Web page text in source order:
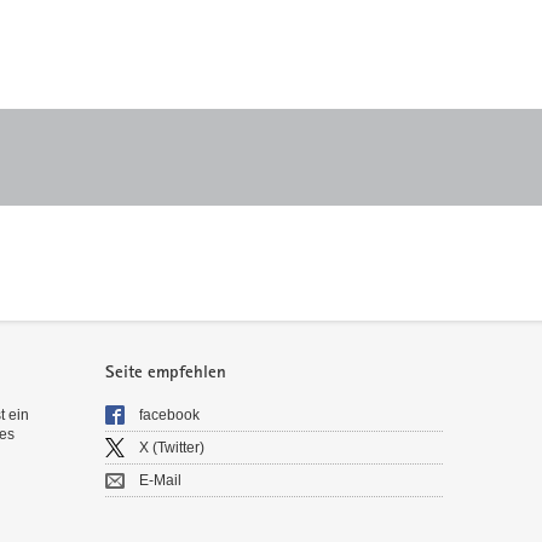
ein
Seite empfehlen
facebook
X (Twitter)
E-Mail